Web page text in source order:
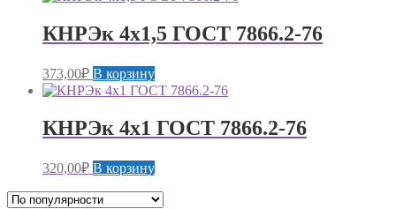
КНРЭк 4х1,5 ГОСТ 7866.2-76
373,00₽ В корзину
КНРЭк 4х1 ГОСТ 7866.2-76
320,00₽ В корзину